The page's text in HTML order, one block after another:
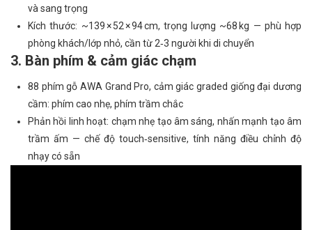
và sang trọng
Kích thước: ~139 × 52 × 94 cm, trọng lượng ~68 kg — phù hợp
phòng khách/lớp nhỏ, cần từ 2‑3 người khi di chuyển
3. Bàn phím & cảm giác chạm
88 phím gỗ AWA Grand Pro, cảm giác graded giống đại dương
cầm: phím cao nhẹ, phím trầm chắc
Phản hồi linh hoạt: chạm nhẹ tạo âm sáng, nhấn mạnh tạo âm
trầm ấm — chế độ touch‑sensitive, tính năng điều chỉnh độ
nhạy có sẵn